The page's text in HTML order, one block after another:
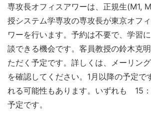
専攻長オフィスアワーは、正規生(M1,
授システム学専攻の専攻長が東京オフ
ワーを行います。予約は不要で、学習
談できる機会です。客員教授の鈴木克
ただく予定です。詳しくは、メーリン
を確認してください。1月以降の予定で
れる可能性もあります。いずれも 15
予定です。